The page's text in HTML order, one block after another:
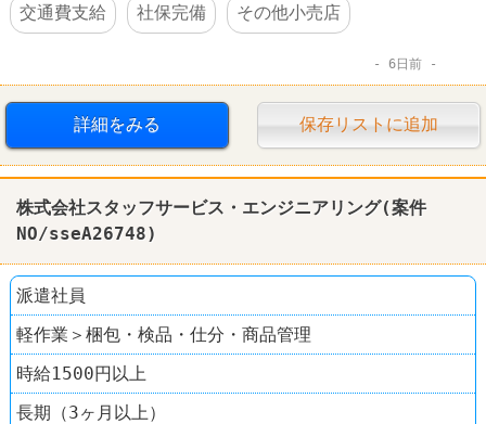
交通費支給
社保完備 その他小売店
6日前
詳細をみる 保存リストに追加
株式会社スタッフサービス・エンジニアリング(案件
NO/sseA26748)
派遣社員
軽作業＞梱包・検品・仕分・商品管理
時給1500円以上
長期（3ヶ月以上）